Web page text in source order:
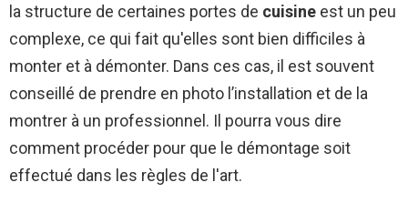
la structure de certaines portes de cuisine est un peu
complexe, ce qui fait qu'elles sont bien difficiles à
monter et à démonter. Dans ces cas, il est souvent
conseillé de prendre en photo l’installation et de la
montrer à un professionnel. Il pourra vous dire
comment procéder pour que le démontage soit
effectué dans les règles de l'art.